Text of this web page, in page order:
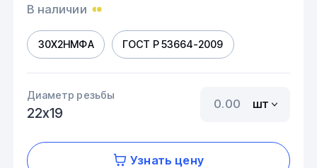
В наличии
30Х2НМФА ГОСТ Р 53664-2009
Диаметр резьбы
22х19
шт
Узнать цену